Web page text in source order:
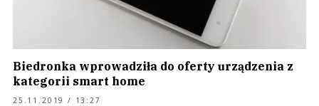
Biedronka wprowadziła do oferty urządzenia z
kategorii smart home
25.11.2019 / 13:27